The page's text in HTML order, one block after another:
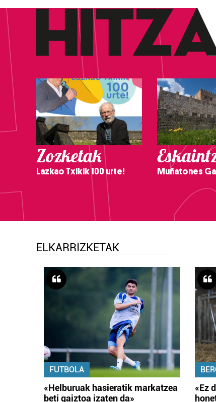
Zozketak
Lazkao Txikik 100 urte! Muñatones
ELKARRIZKETAK
FUTBOLA
«Helburuak hasieratik markatzea
beti gaiztoa izaten da»
«Ez